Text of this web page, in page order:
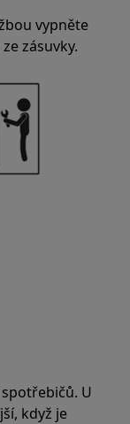
vypněte
zásuvky.
U
když je